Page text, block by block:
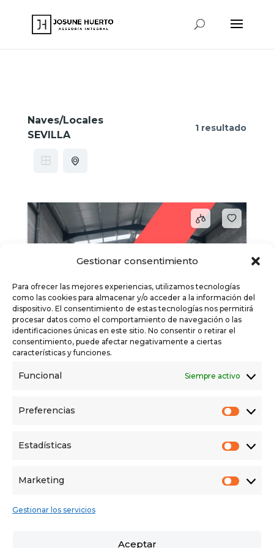
Gestionar consentimiento
Para ofrecer las mejores experiencias, utilizamos tecnologías
como las cookies para almacenar y/o acceder a la información del
dispositivo. El consentimiento de estas tecnologías nos permitirá
procesar datos como el comportamiento de navegación o las
identificaciones únicas en este sitio. No consentir o retirar el
consentimiento, puede afectar negativamente a ciertas
características y funciones.
Funcional Siempre activo
Preferencias
Estadísticas
Marketing
Gestionar los servicios
Aceptar
Naves/Locales
SEVILLA
1 resultado
INCREÍBLE OPORTUNIDAD!! NAVE A
ESTRENAR EN EL VISO DEL ALCOR –
baño
LOCAL
POLÍTICA DE PRIVACIDAD